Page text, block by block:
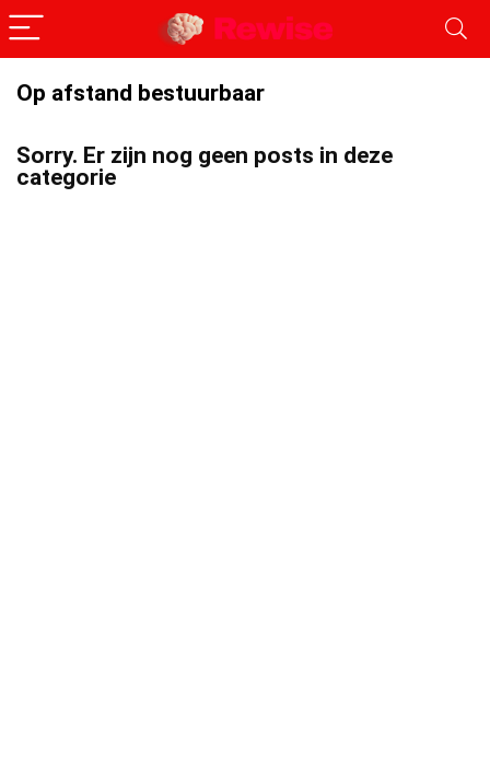
Op afstand bestuurbaar
Sorry. Er zijn nog geen posts in deze
categorie